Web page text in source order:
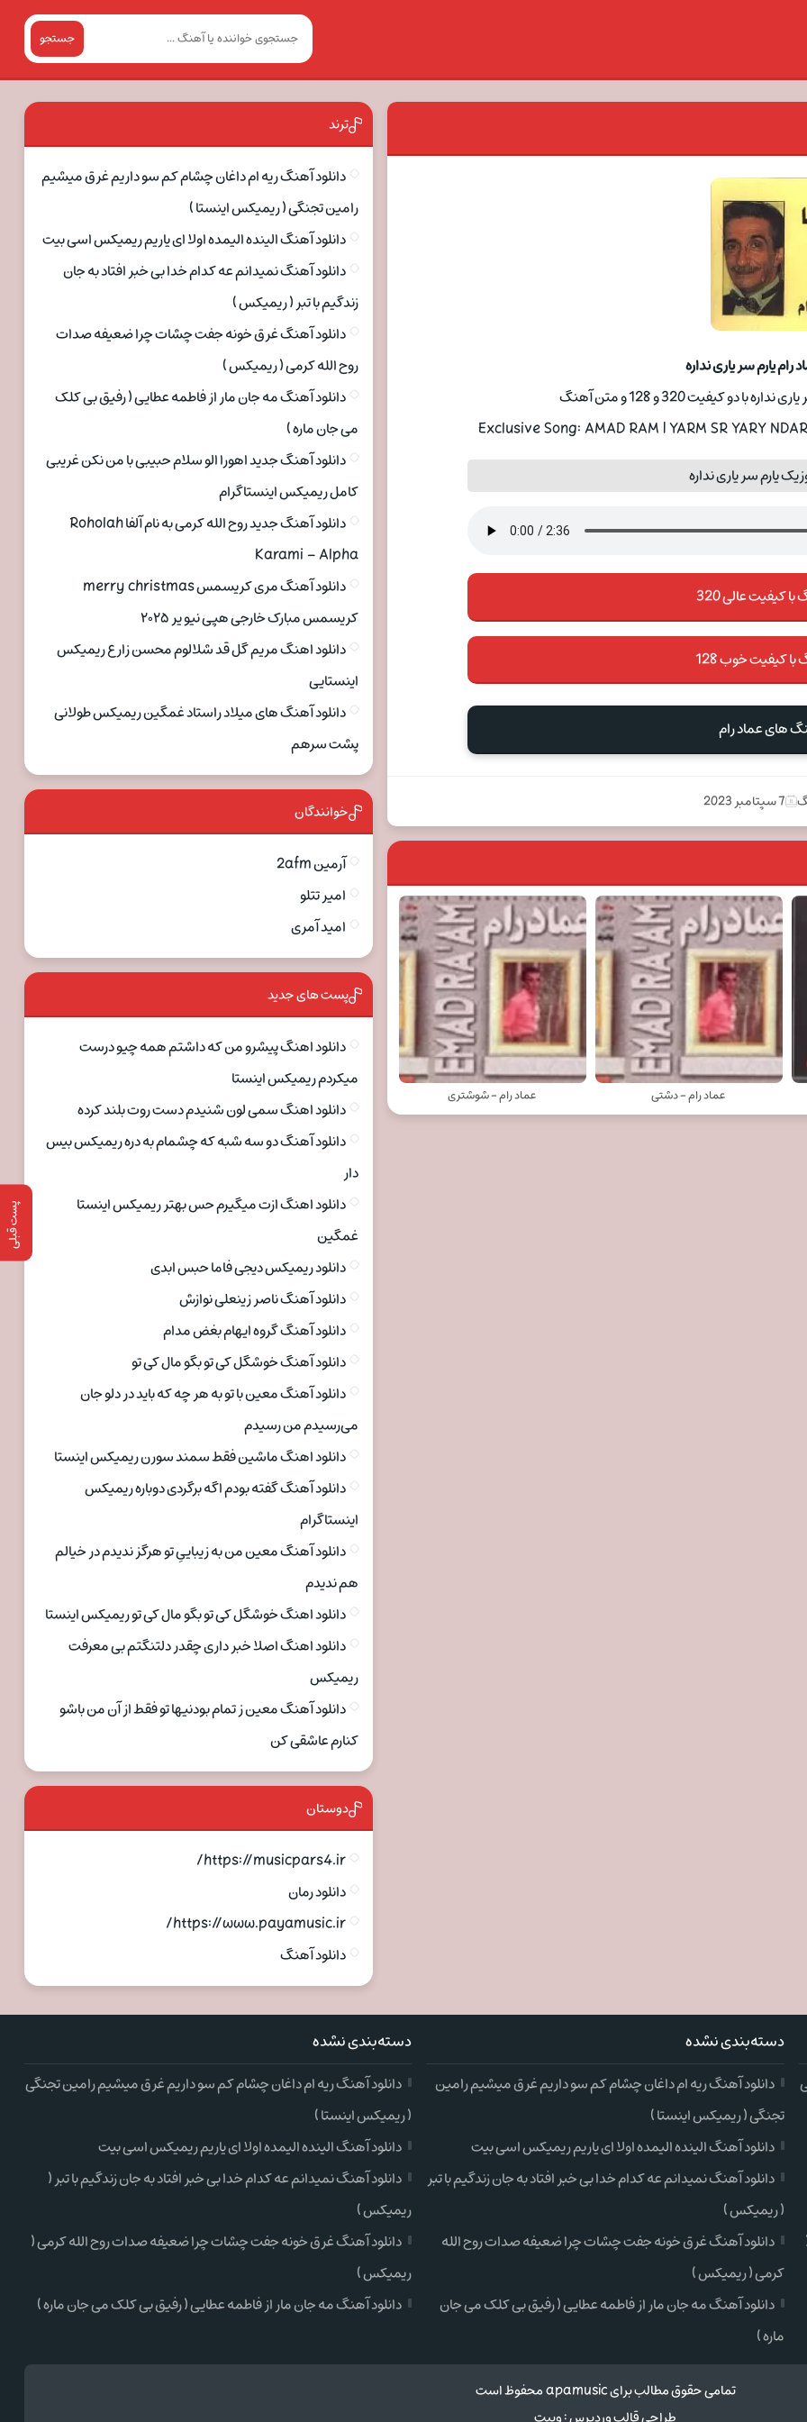
جستجو
پست قبلی
رام یارم سر یاری نداره
دو کیفیت 320 و 128 و متن آهنگ
Exclusive Song: AMAD RAM | YARM SR YARY
یارم سر یاری نداره
کیفیت عالی 320
با کیفیت خوب 128
های عماد رام
7 سپتامبر 2023
عماد رام - دشتی عماد رام - شوشتری
ترند
دانلود آهنگ ریه ام داغان چشام کم سو داریم غرق میشیم
رامین تجنگی ( ریمیکس اینستا )
دانلود آهنگ الینده الیمده اولا ای یاریم ریمیکس اسی بیت
دانلود آهنگ نمیدانم عه کدام خدا بی خبر افتاد به جان
زندگیم با تبر ( ریمیکس )
دانلود آهنگ غرق خونه جفت چشات چرا ضعیفه صدات
روح الله کرمی ( ریمیکس )
دانلود آهنگ مه جان مار از فاطمه عطایی ( رفیق بی کلک
می جان ماره )
دانلود آهنگ جدید اهورا الو سلام حبیبی با من نکن غریبی
کامل ریمیکس اینستاگرام
دانلود آهنگ جدید روح الله کرمی به نام آلفا Roholah
Karami – Alpha
دانلود آهنگ مری کریسمس merry christmas
کریسمس مبارک خارجی هپی نیو یر ۲۰۲۵
دانلود اهنگ مریم گل قد شلالوم محسن زارع ریمیکس
اینستایی
دانلود آهنگ های میلاد راستاد غمگین ریمیکس طولانی
پشت سرهم
خوانندگان
آرمین 2afm
امیر تتلو
امید آمری
پست های جدید
دانلود اهنگ پیشرو من که داشتم همه چیو درست
میکردم ریمیکس اینستا
دانلود اهنگ سمی لون شنیدم دست روت بلند کرده
دانلود آهنگ دو سه شبه که چشمام به دره ریمیکس بیس
دار
دانلود اهنگ ازت میگیرم حس بهتر ریمیکس اینستا
غمگین
دانلود ریمیکس دیجی فاما حبس ابدی
دانلود آهنگ ناصر زینعلی نوازش
دانلود آهنگ گروه ایهام بغض مدام
دانلود آهنگ خوشگل کی تو بگو مال کی تو
دانلود آهنگ معین با تو به هر چه که باید در دلو جان
می‌رسیدم من رسیدم
دانلود اهنگ ماشین فقط سمند سورن ریمیکس اینستا
دانلود آهنگ گفته بودم اگه برگردی دوباره ریمیکس
اینستاگرام
دانلود آهنگ معین من به زیباییِ تو هرگز ندیدم در خیالم
هم ندیدم
دانلود اهنگ خوشگل کی تو بگو مال کی تو ریمیکس اینستا
دانلود اهنگ اصلا خبر داری چقدر دلتنگتم بی معرفت
ریمیکس
دانلود آهنگ معین ز تمام بودنیها تو فقط از آن من باشو
کنارم عاشقی کن
دوستان
https://musicpars4.ir/
دانلود رمان
https://www.payamusic.ir/
دانلود آهنگ
دسته‌بندی نشده
دانلود آهنگ ریه ام داغان چشام کم سو داریم غرق میشیم رامین
تجنگی ( ریمیکس اینستا )
دانلود آهنگ الینده الیمده اولا ای یاریم ریمیکس اسی بیت
دانلود آهنگ نمیدانم عه کدام خدا بی خبر افتاد به جان زندگیم با تبر
( ریمیکس )
دانلود آهنگ غرق خونه جفت چشات چرا ضعیفه صدات روح الله
کرمی ( ریمیکس )
دانلود آهنگ مه جان مار از فاطمه عطایی ( رفیق بی کلک می جان
ماره )
دسته‌بندی نشده
دانلود آهنگ ریه ام داغان چشام کم سو داریم غرق میشیم رامین تجنگی
( ریمیکس اینستا )
دانلود آهنگ الینده الیمده اولا ای یاریم ریمیکس اسی بیت
دانلود آهنگ نمیدانم عه کدام خدا بی خبر افتاد به جان زندگیم با تبر (
ریمیکس )
دانلود آهنگ غرق خونه جفت چشات چرا ضعیفه صدات روح الله کرمی (
ریمیکس )
دانلود آهنگ مه جان مار از فاطمه عطایی ( رفیق بی کلک می جان ماره )
تمامی حقوق مطالب برای apamusic محفوظ است
طراحی قالب وردپرس:وبیت